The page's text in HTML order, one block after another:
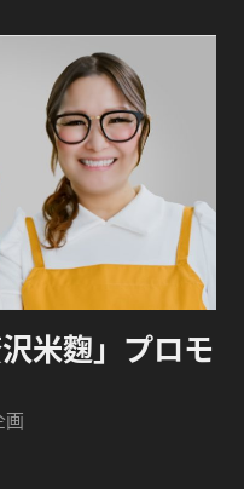
米麴」プロモ
画